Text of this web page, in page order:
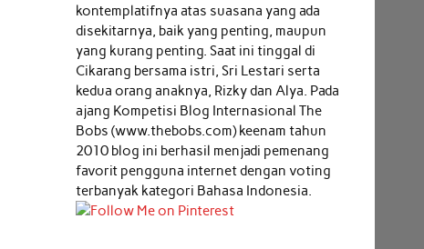
kontemplatifnya atas suasana yang ada
disekitarnya, baik yang penting, maupun
yang kurang penting. Saat ini tinggal di
Cikarang bersama istri, Sri Lestari serta
kedua orang anaknya, Rizky dan Alya. Pada
ajang Kompetisi Blog Internasional The
Bobs (www.thebobs.com) keenam tahun
2010 blog ini berhasil menjadi pemenang
favorit pengguna internet dengan voting
terbanyak kategori Bahasa Indonesia.